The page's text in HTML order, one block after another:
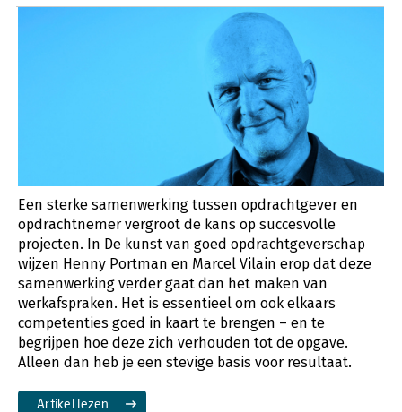
Een sterke samenwerking tussen opdrachtgever en
opdrachtnemer vergroot de kans op succesvolle
projecten. In De kunst van goed opdrachtgeverschap
wijzen Henny Portman en Marcel Vilain erop dat deze
samenwerking verder gaat dan het maken van
werkafspraken. Het is essentieel om ook elkaars
competenties goed in kaart te brengen – en te
begrijpen hoe deze zich verhouden tot de opgave.
Alleen dan heb je een stevige basis voor resultaat.
Artikel lezen